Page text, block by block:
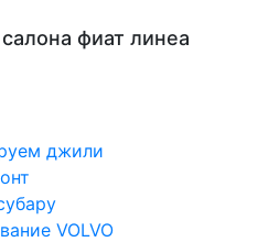
фиат линеа
джили
VOLVO